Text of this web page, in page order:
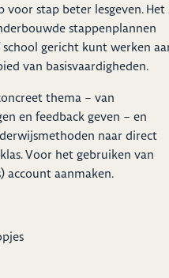
voor stap beter lesgeven.
stappenplannen
gericht kunt werken
van basisvaardigheden.
thema – van
en feedback geven – en
naar direct
Voor het gebruiken van
account aanmaken.